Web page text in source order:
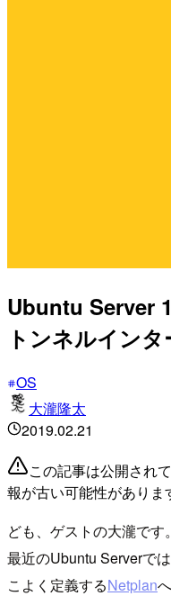
Ubuntu Server
トンネルイン
OS
大瀧隆太
2019.02.21
この記事は公開され
報が古い可能性がありま
ども、ゲストの大瀧です。
最近のUbuntu Serverで
こよく定義するNetplan